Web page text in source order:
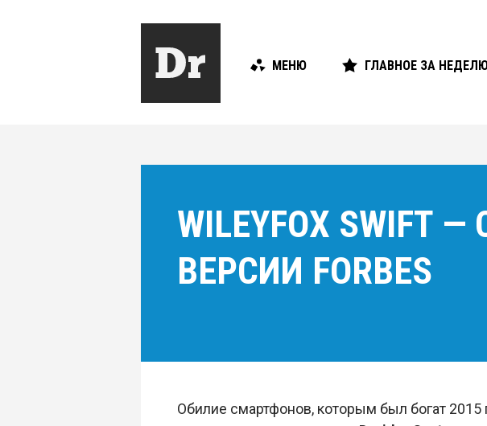
МЕНЮ ГЛАВНОЕ ЗА
WILEYFOX
ВЕРСИИ FORBES
Обилие смартфонов, которым был богат